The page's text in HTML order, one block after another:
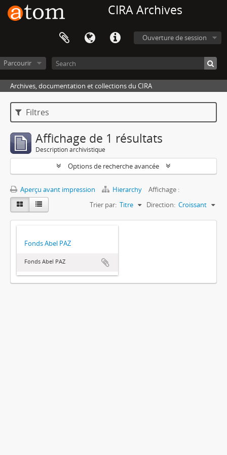
CIRA Archives
Ouverture de session
Parcourir
Archives, documentation et collections du CIRA
Filtres
Affichage de 1 résultats
Description archivistique
Options de recherche avancée
Aperçu avant impression Hierarchy
Affichage :
Trier par: Titre Direction: Croissant
Fonds Abel PAZ
Fonds Abel PAZ